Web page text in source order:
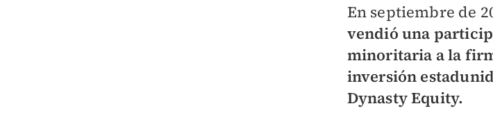
En septiembre de
vendió una
minoritaria a la
inversión
Dynasty Equity.